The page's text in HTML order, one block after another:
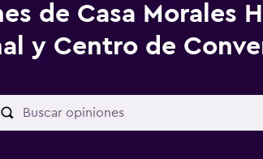
de Casa Morales
y Centro de